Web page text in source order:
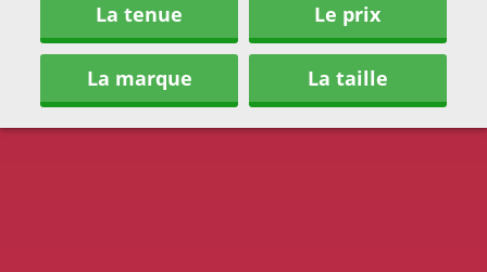
La tenue Le prix
La marque La taille